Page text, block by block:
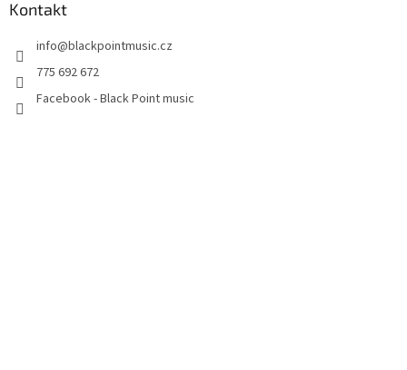
Kontakt
info@blackpointmusic.cz
775 692 672
Facebook - Black Point music